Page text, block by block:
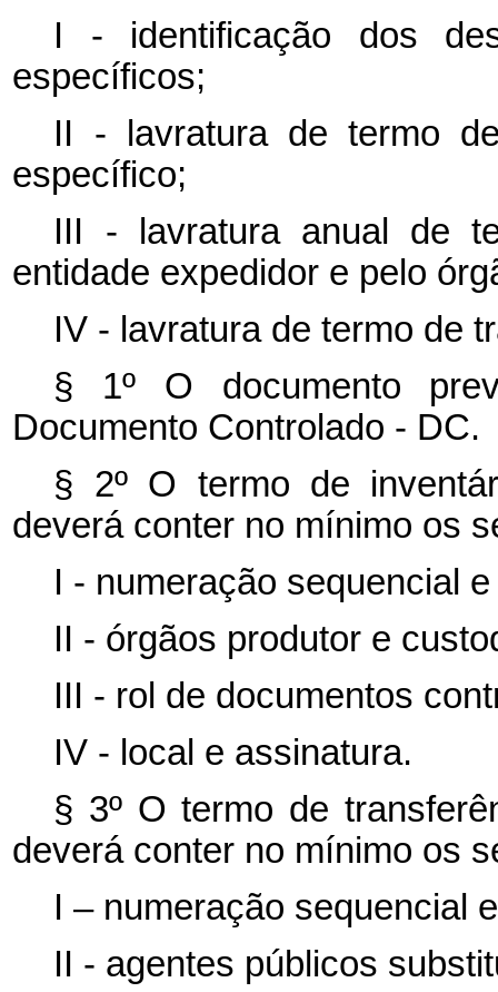
I - identificação dos
específicos;
II - lavratura de termo
específico;
III - lavratura anual de
entidade expedidor e pelo
IV - lavratura de termo de
§ 1º O documento
Documento Controlado - DC.
§ 2º O termo de
deverá conter no mínimo os
I - numeração sequencial
II - órgãos produtor e
III - rol de documentos
IV - local e assinatura.
§ 3º O termo de
deverá conter no mínimo os
I – numeração sequencial
II - agentes públicos